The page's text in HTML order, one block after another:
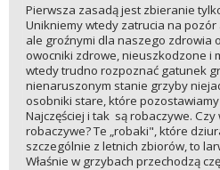
Pierwsza zasadą jest zbieranie
Unikniemy wtedy zatrucia na
ale groźnymi dla naszego zdrowia
owocniki zdrowe, nieuszkodzone i
wtedy trudno rozpoznać gatunek
nienaruszonym stanie grzyby
osobniki stare, które
Najczęściej i tak są robaczywe.
robaczywe? Te „robaki", które
szczególnie z letnich zbiorów, to
Właśnie w grzybach przechodzą